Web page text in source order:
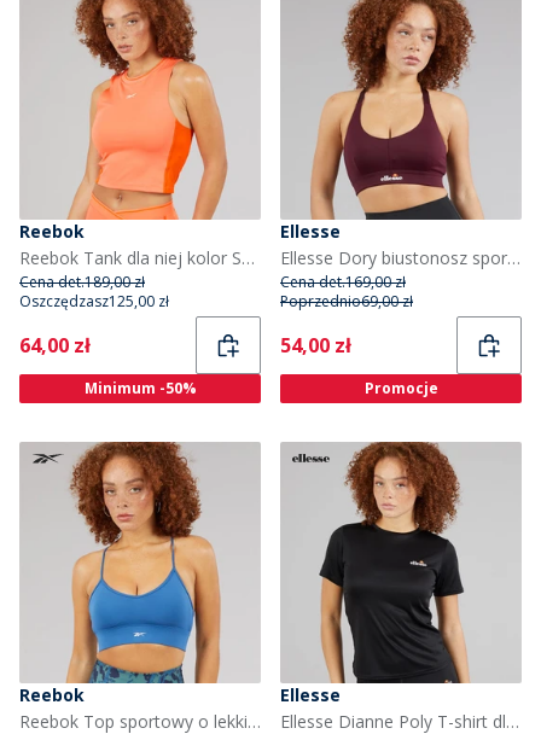
Reebok
Reebok Tank dla niej kolor Supercharged Coral
Cena det.189,00 zł
Oszczędzasz125,00 zł
Current
64,00 zł
Minimum -50%
Ellesse
Ellesse Dory biustonosz sportowy o wysokim stopniu wsparcia dla niej kolor Dark Purple
Cena det.169,00 zł
Poprzednio69,00 zł
Current
54,00 zł
Promocje
Reebok
Reebok Top sportowy o lekkim wsparciu Tri-Back dla niej kolor Twilight Blue
Ellesse
Ellesse Dianne Poly T-shirt dla niej kolor Czarny